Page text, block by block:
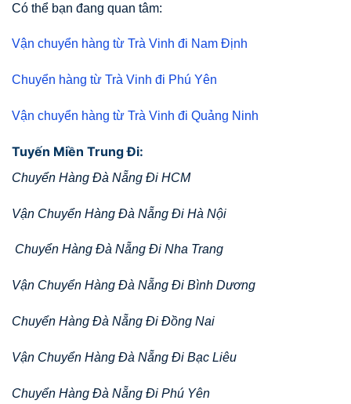
Có thể bạn đang quan tâm:
Vận chuyển hàng từ Trà Vinh đi Nam Định
Chuyển hàng từ Trà Vinh đi Phú Yên
Vận chuyển hàng từ Trà Vinh đi Quảng Ninh
Tuyến Miền Trung Đi:
Chuyển Hàng Đà Nẵng Đi HCM
Vận Chuyển Hàng Đà Nẵng Đi Hà Nội
Chuyển Hàng Đà Nẵng Đi Nha Trang
Vận Chuyển Hàng Đà Nẵng Đi Bình Dương
Chuyển Hàng Đà Nẵng Đi Đồng Nai
Vận Chuyển Hàng Đà Nẵng Đi Bạc Liêu
Chuyển Hàng Đà Nẵng Đi Phú Yên